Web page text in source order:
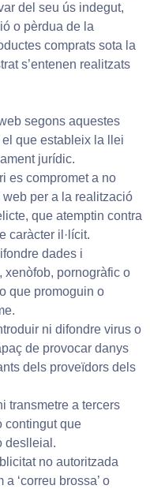
del seu ús indegut,
o pèrdua de la
comprats sota la
s’entenen realitzats
segons aquestes
que estableix la llei
jurídic.
es compromet a no
per a la realització
que atemptin contra
caràcter il·lícit.
dades i
xenòfob, pornogràfic o
que promoguin o
ni difondre virus o
de provocar danys
dels proveïdors dels
transmetre a tercers
contingut que
deslleial.
no autoritzada
‘correu brossa’ o